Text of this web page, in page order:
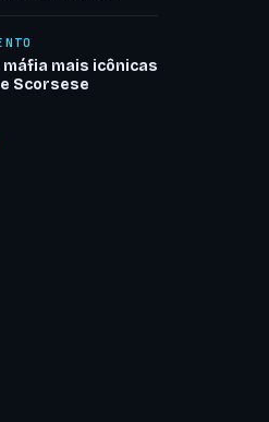
máfia mais icônicas
Scorsese